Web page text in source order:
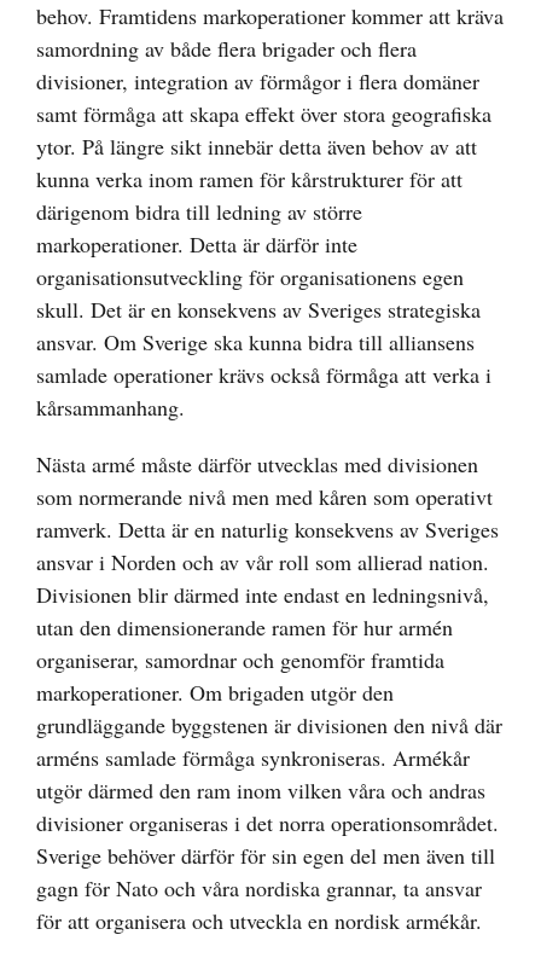
behov. Framtidens markoperationer kommer att kräva
samordning av både flera brigader och flera
divisioner, integration av förmågor i flera domäner
samt förmåga att skapa effekt över stora geografiska
ytor. På längre sikt innebär detta även behov av att
kunna verka inom ramen för kårstrukturer för att
därigenom bidra till ledning av större
markoperationer. Detta är därför inte
organisationsutveckling för organisationens egen
skull. Det är en konsekvens av Sveriges strategiska
ansvar. Om Sverige ska kunna bidra till alliansens
samlade operationer krävs också förmåga att verka i
kårsammanhang.
Nästa armé måste därför utvecklas med divisionen
som normerande nivå men med kåren som operativt
ramverk. Detta är en naturlig konsekvens av Sveriges
ansvar i Norden och av vår roll som allierad nation.
Divisionen blir därmed inte endast en ledningsnivå,
utan den dimensionerande ramen för hur armén
organiserar, samordnar och genomför framtida
markoperationer. Om brigaden utgör den
grundläggande byggstenen är divisionen den nivå där
arméns samlade förmåga synkroniseras. Armékår
utgör därmed den ram inom vilken våra och andras
divisioner organiseras i det norra operationsområdet.
Sverige behöver därför för sin egen del men även till
gagn för Nato och våra nordiska grannar, ta ansvar
för att organisera och utveckla en nordisk armékår.